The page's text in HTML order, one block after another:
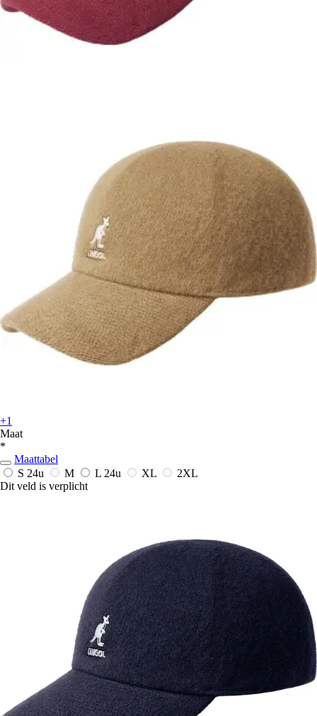
+1
Maat
*
Maattabel
S 24u M L 24u XL
2XL
Dit veld is verplicht